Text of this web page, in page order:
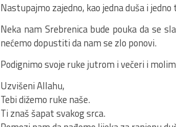
Nastupajmo zajedno, kao jedna duša i jedno
Neka nam Srebrenica bude pouka da se
nećemo dopustiti da nam se zlo ponovi.
Podignimo svoje ruke jutrom i večeri i
Uzvišeni Allahu,
Tebi dižemo ruke naše.
Ti znaš šapat svakog srca.